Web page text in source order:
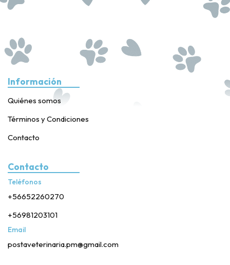
Información
Quiénes somos
Términos y Condiciones
Contacto
Contacto
Teléfonos
+56652260270
+56981203101
Email
postaveterinaria.pm@gmail.com